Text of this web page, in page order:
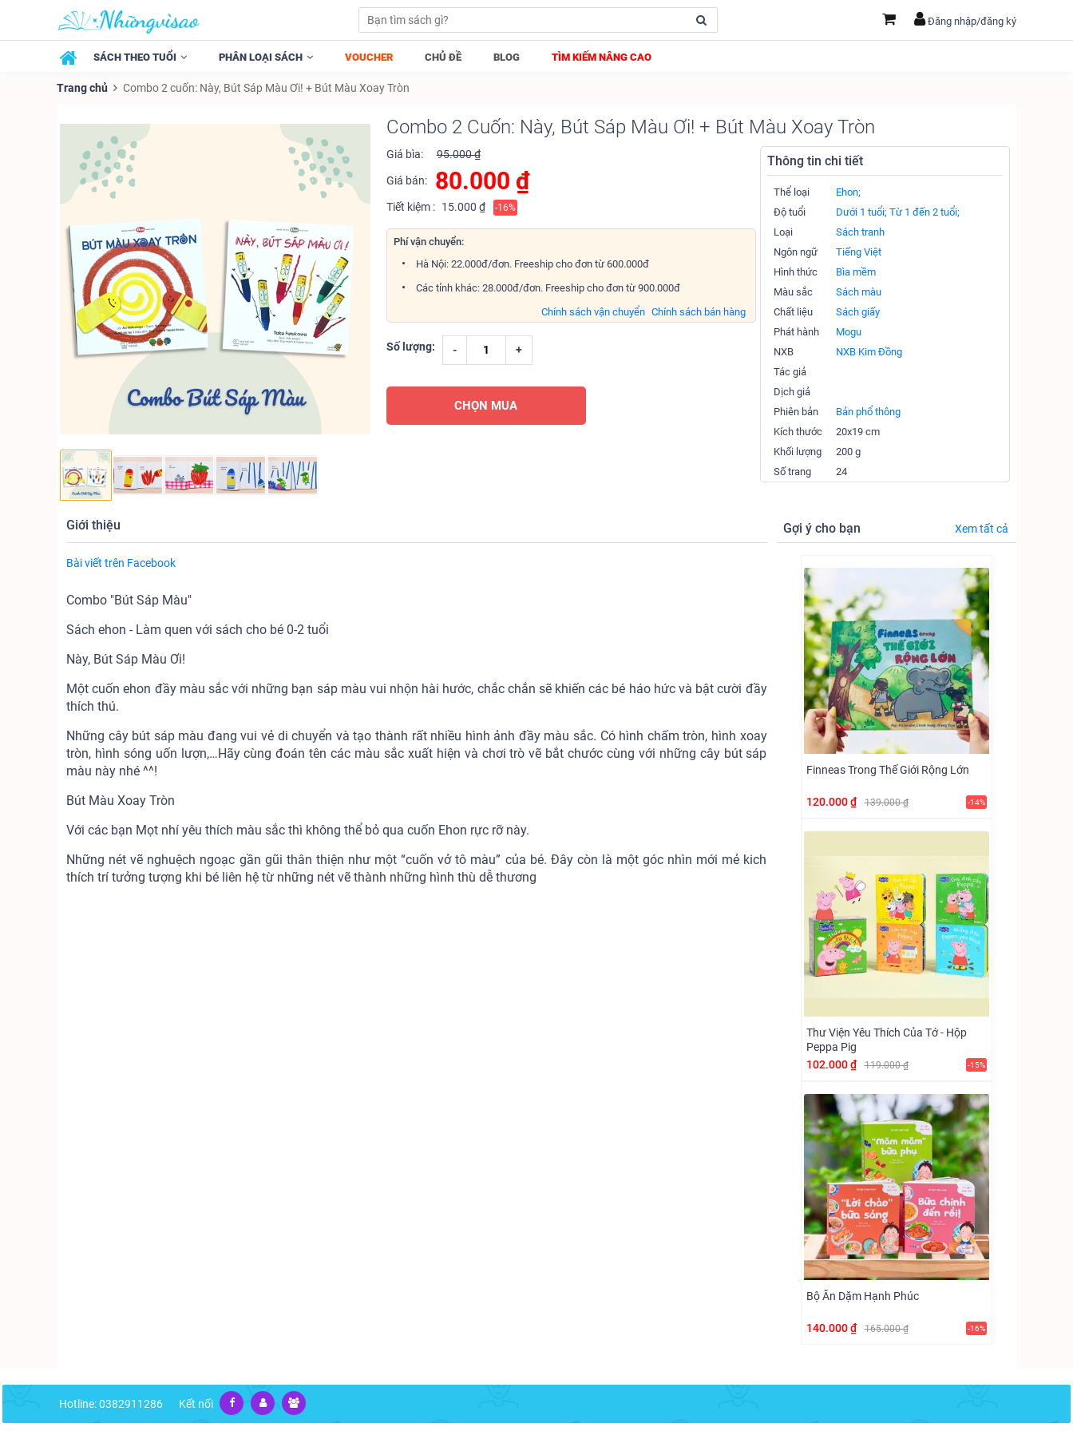
Đăng nhập/đăng ký
SÁCH THEO TUỔI PHÂN LOẠI SÁCH VOUCHER CHỦ ĐỀ BLOG TÌM KIẾM NÂNG CAO
Trang chủ Combo 2 cuốn: Này, Bút Sáp Màu Ơi! + Bút Màu Xoay Tròn
Combo 2 Cuốn: Này, Bút Sáp Màu Ơi! + Bút Màu Xoay Tròn
Giá bìa: 95.000 ₫
Giá bán: 80.000 ₫
Tiết kiệm : 15.000 ₫ -16%
Phí vận chuyển:
Hà Nội: 22.000đ/đơn. Freeship cho đơn từ 600.000đ
Các tỉnh khác: 28.000đ/đơn. Freeship cho đơn từ 900.000đ
Chính sách bán hàng
Chính sách vận chuyển
Số lượng: - +
CHỌN MUA
Thông tin chi tiết
Thể loại
Ehon;
Độ tuổi
Dưới 1 tuổi; Từ 1 đến 2 tuổi;
Loại
Sách tranh
Ngôn ngữ
Tiếng Việt
Hình thức
Bìa mềm
Màu sắc
Sách màu
Chất liệu
Sách giấy
Phát hành
Mogu
NXB
NXB Kim Đồng
Tác giả
Dịch giả
Phiên bản
Bản phổ thông
Kích thước
20x19 cm
Khối lượng
200 g
Số trang
24
Giới thiệu
Bài viết trên Facebook
Combo "Bút Sáp Màu"
Sách ehon - Làm quen với sách cho bé 0-2 tuổi
Này, Bút Sáp Màu Ơi!
Một cuốn ehon đầy màu sắc với những bạn sáp màu vui nhộn hài hước, chắc chắn sẽ khiến các bé háo hức và bật cười đầy
thích thú.
Những cây bút sáp màu đang vui vẻ di chuyển và tạo thành rất nhiều hình ảnh đầy màu sắc. Có hình chấm tròn, hình xoay
tròn, hình sóng uốn lượn,…Hãy cùng đoán tên các màu sắc xuất hiện và chơi trò vẽ bắt chước cùng với những cây bút sáp
màu này nhé ^^!
Bút Màu Xoay Tròn
Với các bạn Mọt nhí yêu thích màu sắc thì không thể bỏ qua cuốn Ehon rực rỡ này.
Những nét vẽ nghuệch ngoạc gần gũi thân thiện như một “cuốn vở tô màu” của bé. Đây còn là một góc nhìn mới mẻ kich
thích trí tưởng tượng khi bé liên hệ từ những nét vẽ thành những hình thù dễ thương
Gợi ý cho bạn Xem tất cả
Finneas Trong Thế Giới Rộng Lớn
120.000 ₫ 139.000 ₫ -14%
Thư Viện Yêu Thích Của Tớ - Hộp
Peppa Pig
102.000 ₫
119.000 ₫ -15%
Bộ Ăn Dặm Hạnh Phúc
140.000 ₫ 165.000 ₫ -16%
Hotline: 0382911286 Kết nối